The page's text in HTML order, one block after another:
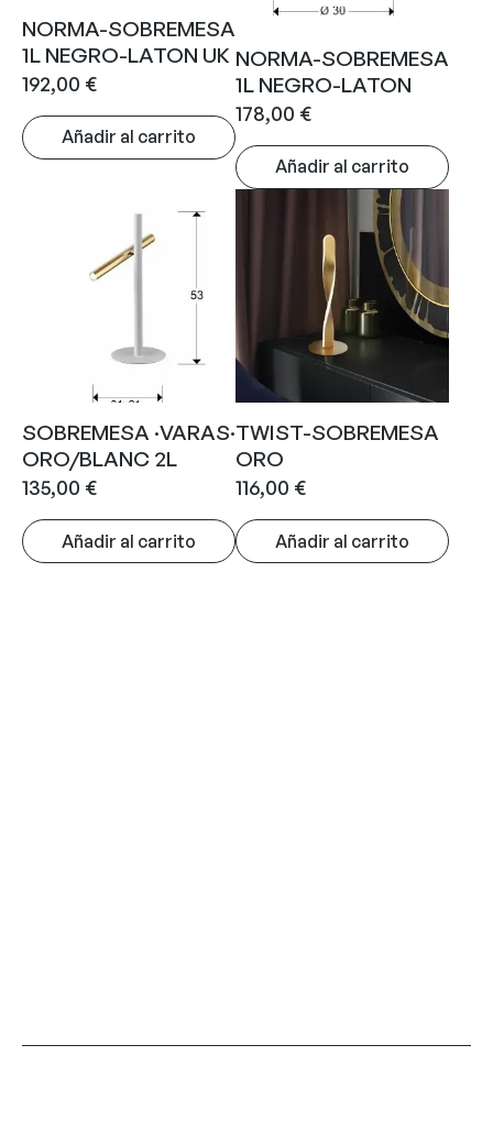
NORMA-SOBREMESA
1L NEGRO-LATON UK
192,00 €
Añadir al carrito
NORMA-SOBREMESA
1L NEGRO-LATON
178,00 €
Añadir al carrito
SOBREMESA ·VARAS·
ORO/BLANC 2L
135,00 €
Añadir al carrito
TWIST-SOBREMESA
ORO
116,00 €
Añadir al carrito